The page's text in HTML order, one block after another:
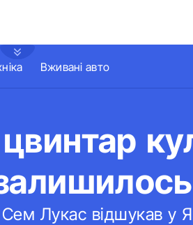
Вживані авто
Лукас відшукав у